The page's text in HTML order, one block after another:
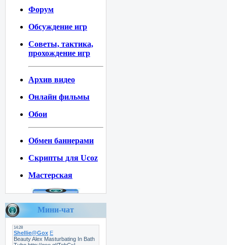
Форум
Обсуждение игр
Советы, тактика,
прохождение игр
Архив видео
Онлайн фильмы
Обои
Обмен баннерами
Скрипты для Ucoz
Мастерская
Мини-чат